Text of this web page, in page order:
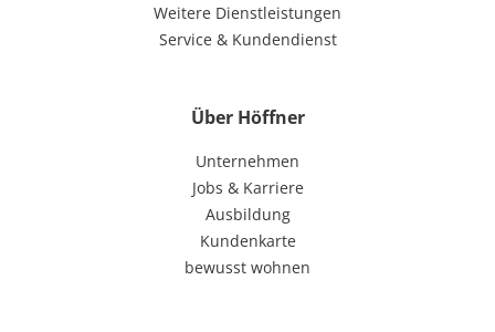
Weitere Dienstleistungen
Service & Kundendienst
Über Höffner
Unternehmen
Jobs & Karriere
Ausbildung
Kundenkarte
bewusst wohnen